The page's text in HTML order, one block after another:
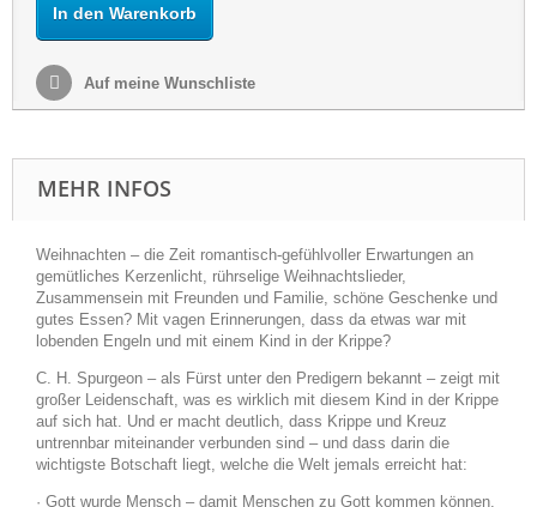
In den Warenkorb
Auf meine Wunschliste
MEHR INFOS
Weihnachten – die Zeit romantisch-gefühlvoller Erwartungen an
gemütliches Kerzenlicht, rührselige Weihnachtslieder,
Zusammensein mit Freunden und Familie, schöne Geschenke und
gutes Essen? Mit vagen Erinnerungen, dass da etwas war mit
lobenden Engeln und mit einem Kind in der Krippe?
C. H. Spurgeon – als Fürst unter den Predigern bekannt – zeigt mit
großer Leidenschaft, was es wirklich mit diesem Kind in der Krippe
auf sich hat. Und er macht deutlich, dass Krippe und Kreuz
untrennbar miteinander verbunden sind – und dass darin die
wichtigste Botschaft liegt, welche die Welt jemals erreicht hat:
· Gott wurde Mensch – damit Menschen zu Gott kommen können.